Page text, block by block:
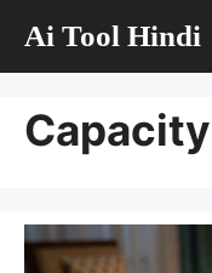
Ai Tool Hindi